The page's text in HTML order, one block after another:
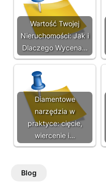
Wartość Twojej
Nieruchomości: Jak i
Dlaczego Wycena…
Diamentowe
narzędzia w
praktyce: cięcie,
wiercenie i…
Blog